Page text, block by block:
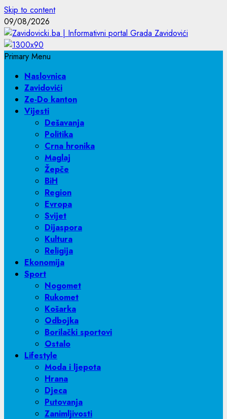
Skip to content
09/08/2026
Primary Menu
Naslovnica
Zavidovići
Ze-Do kanton
Vijesti
Dešavanja
Politika
Crna hronika
Maglaj
Žepče
BiH
Region
Evropa
Svijet
Dijaspora
Kultura
Religija
Ekonomija
Sport
Nogomet
Rukomet
Košarka
Odbojka
Borilački sportovi
Ostalo
Lifestyle
Moda i ljepota
Hrana
Djeca
Putovanja
Zanimljivosti